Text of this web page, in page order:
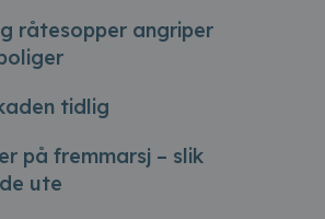
råtesopper angriper
tidlig
på fremmarsj – slik
ute